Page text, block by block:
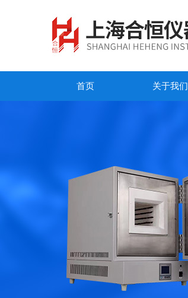
首页 关于我们